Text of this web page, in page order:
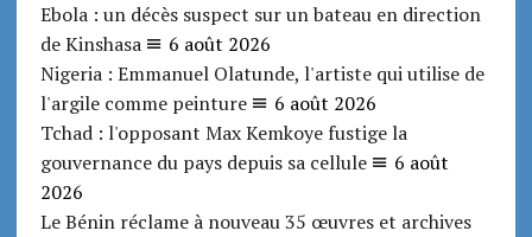
Ebola : un décès suspect sur un bateau en direction
de Kinshasa
6 août 2026
Nigeria : Emmanuel Olatunde, l'artiste qui utilise de
l'argile comme peinture
6 août 2026
Tchad : l'opposant Max Kemkoye fustige la
gouvernance du pays depuis sa cellule
6 août
2026
Le Bénin réclame à nouveau 35 œuvres et archives